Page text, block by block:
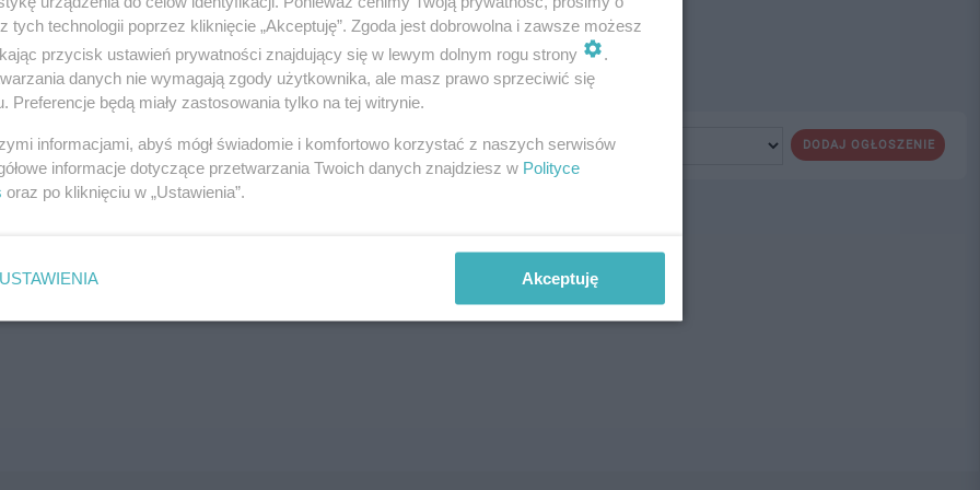
SZUKAJ
DODAJ OGŁOSZENIE
ogłoszenie nie istnieje lub nie jest jeszcze aktywne!
tych technologii poprzez kliknięcie „Akceptuję”. Zgoda jest dobrowolna i zawsze możesz
przycisk ustawień prywatności znajdujący się w lewym dolnym rogu strony
danych nie wymagają zgody użytkownika, ale masz prawo sprzeciwić się
Preferencje będą miały zastosowania tylko na tej witrynie.
informacjami, abyś mógł świadomie i komfortowo korzystać z naszych serwisów
informacje dotyczące przetwarzania Twoich danych znajdziesz w Polityce
oraz po kliknięciu w „Ustawienia”.
USTAWIENIA Akceptuję